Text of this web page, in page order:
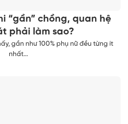
“gần” chồng, quan hệ
phải làm sao?
gần như 100% phụ nữ đều từng ít
nhất...